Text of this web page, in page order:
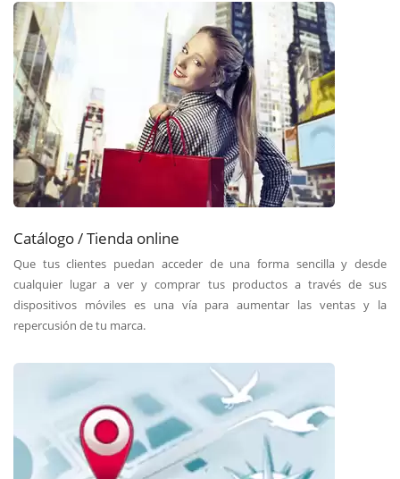
Catálogo / Tienda online
Que tus clientes puedan acceder de una forma sencilla y desde
cualquier lugar a ver y comprar tus productos a través de sus
dispositivos móviles es una vía para aumentar las ventas y la
repercusión de tu marca.